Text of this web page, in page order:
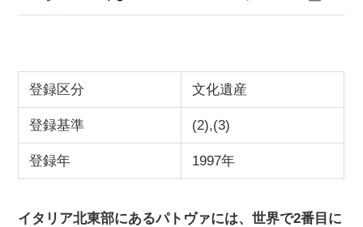
登録区分 文化遺産
登録基準 (2),(3)
登録年 1997年
イタリア北東部にあるパトヴァには、世界で2番目に